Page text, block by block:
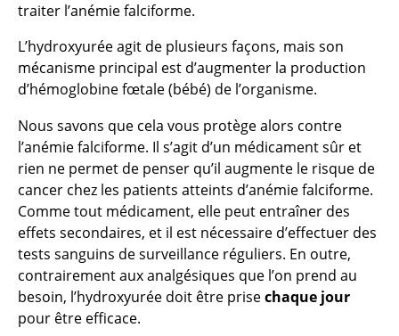
traiter l’anémie falciforme.
L’hydroxyurée agit de plusieurs façons, mais son
mécanisme principal est d’augmenter la production
d’hémoglobine fœtale (bébé) de l’organisme.
Nous savons que cela vous protège alors contre
l’anémie falciforme. Il s’agit d’un médicament sûr et
rien ne permet de penser qu’il augmente le risque de
cancer chez les patients atteints d’anémie falciforme.
Comme tout médicament, elle peut entraîner des
effets secondaires, et il est nécessaire d’effectuer des
tests sanguins de surveillance réguliers. En outre,
contrairement aux analgésiques que l’on prend au
besoin, l’hydroxyurée doit être prisechaque jour
pour être efficace.